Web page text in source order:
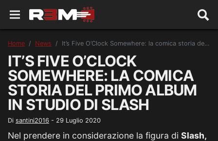
Home News It’s Five O’Clock Somewhere: la comica storia del primo album in studio di Slash
IT’S FIVE O’CLOCK
SOMEWHERE: LA COMICA
STORIA DEL PRIMO ALBUM
IN STUDIO DI SLASH
Di santini2016 - 29 Luglio 2020
Nel prendere in considerazione la figura di Slash,